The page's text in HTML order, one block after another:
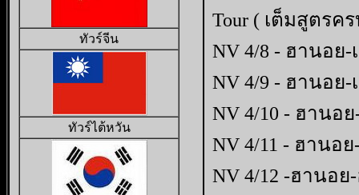
ทัวร์จีน
ทัวร์ไต้หวัน
Tour ( เต็มสูตรคร
NV 4/8 - ฮานอย-
NV 4/9 - ฮานอย
NV 4/10 - ฮานอ
NV 4/11 - ฮานอ
NV 4/12 -ฮานอย